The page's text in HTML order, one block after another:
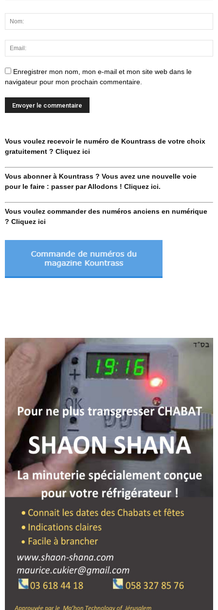
Enregistrer mon nom, mon e-mail et mon site web dans le
navigateur pour mon prochain commentaire.
Vous voulez recevoir le numéro de Kountrass de votre choix
gratuitement ? Cliquez ici
Vous abonner à Kountrass ? Vous avez une nouvelle voie
pour le faire : passer par Allodons ! Cliquez ici.
Vous voulez commander des numéros anciens en numérique
? Cliquez ici